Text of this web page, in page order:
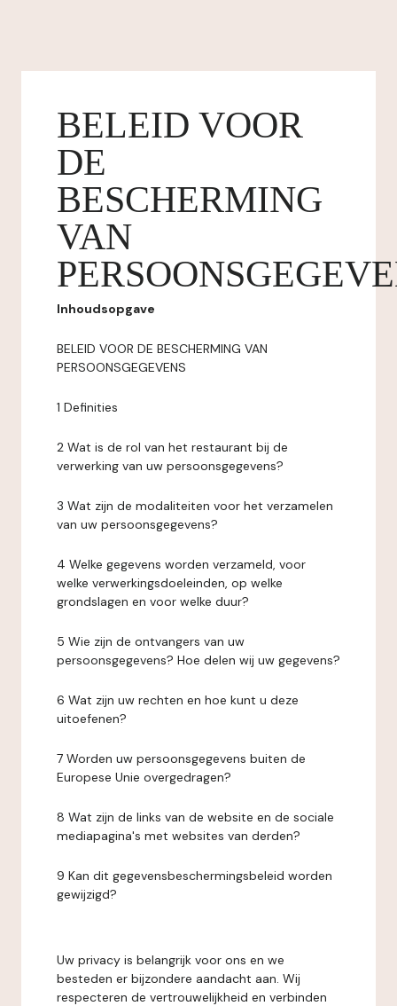
BELEID VOOR
DE
BESCHERMING
VAN
Inhoudsopgave
BELEID VOOR DE BESCHERMING VAN
PERSOONSGEGEVENS
1 Definities
2 Wat is de rol van het restaurant bij de
verwerking van uw persoonsgegevens?
3 Wat zijn de modaliteiten voor het verzamelen
van uw persoonsgegevens?
4 Welke gegevens worden verzameld, voor
welke verwerkingsdoeleinden, op welke
grondslagen en voor welke duur?
5 Wie zijn de ontvangers van uw
persoonsgegevens? Hoe delen wij uw gegevens?
6 Wat zijn uw rechten en hoe kunt u deze
uitoefenen?
7 Worden uw persoonsgegevens buiten de
Europese Unie overgedragen?
8 Wat zijn de links van de website en de sociale
mediapagina's met websites van derden?
9 Kan dit gegevensbeschermingsbeleid worden
gewijzigd?
Uw privacy is belangrijk voor ons en we
besteden er bijzondere aandacht aan. Wij
respecteren de vertrouwelijkheid en verbinden